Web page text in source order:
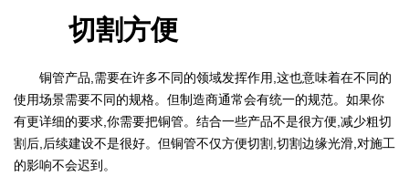
切割方便
铜管产品,需要在许多不同的领域发挥作用,这也意味着在不同的
使用场景需要不同的规格。但制造商通常会有统一的规范。如果你
有更详细的要求,你需要把铜管。结合一些产品不是很方便,减少粗切
割后,后续建设不是很好。但铜管不仅方便切割,切割边缘光滑,对施工
的影响不会迟到。